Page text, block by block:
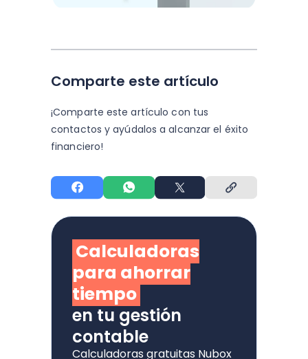
Comparte este artículo
¡Comparte este artículo con tus
contactos y ayúdalos a alcanzar el éxito
financiero!
Calculadoras
para ahorrar
tiempo
en tu gestión
contable
Calculadoras gratuitas Nubox